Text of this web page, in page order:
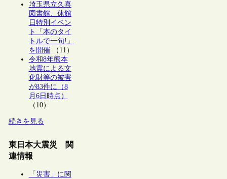
埼玉県立久喜
図書館、休館
日特別イベン
ト「本のタイ
トルで一句!」
を開催（11）
令和8年熊本
地震による文
化財等の被害
が83件に（8
月6日時点）
（10）
続きを見る
東日本大震災 関
連情報
「災害」に関